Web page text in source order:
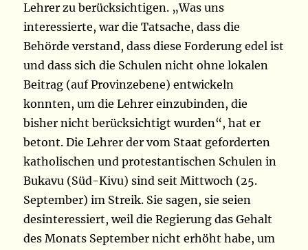
Lehrer zu berücksichtigen. „Was uns
interessierte, war die Tatsache, dass die
Behörde verstand, dass diese Forderung edel ist
und dass sich die Schulen nicht ohne lokalen
Beitrag (auf Provinzebene) entwickeln
konnten, um die Lehrer einzubinden, die
bisher nicht berücksichtigt wurden“, hat er
betont. Die Lehrer der vom Staat geforderten
katholischen und protestantischen Schulen in
Bukavu (Süd-Kivu) sind seit Mittwoch (25.
September) im Streik. Sie sagen, sie seien
desinteressiert, weil die Regierung das Gehalt
des Monats September nicht erhöht habe, um